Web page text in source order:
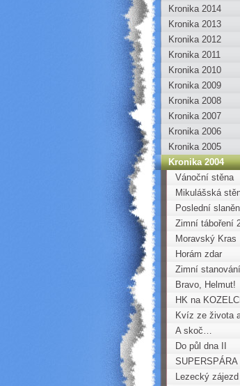
Kronika 2014
Kronika 2013
Kronika 2012
Kronika 2011
Kronika 2010
Kronika 2009
Kronika 2008
Kronika 2007
Kronika 2006
Kronika 2005
Kronika 2004
Vánoční stěna
Mikulášská
Poslední
Horoklubu
Zimní táboření
Moravský Kras
Horám zdar
Zimní
HK - na
Měděncem
Bravo, Helmut!
HK na
Kvíz ze života
BB kleje!
A skoč…
Do půl dna II
SUPERSPÁRA
Lezecký